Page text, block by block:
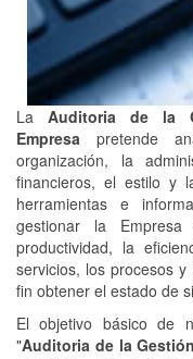
La Auditoria de la
Empresa pretende
organización, la
financieros, el estilo y
herramientas e
gestionar la
productividad, la
servicios, los procesos
fin obtener el estado de
El objetivo básico de
"Auditoria de la